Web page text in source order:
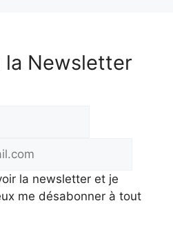
la Newsletter
la newsletter et je
me désabonner à tout